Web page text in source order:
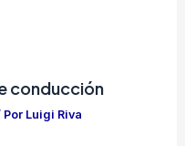
conducción
Luigi Riva